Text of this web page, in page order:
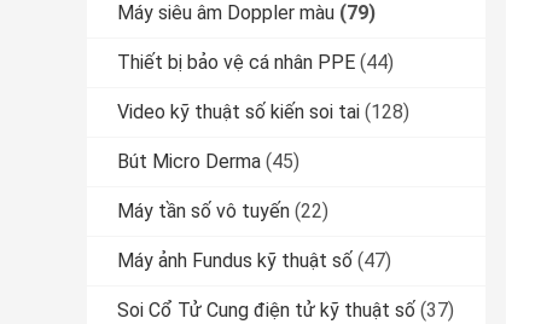
Máy siêu âm Doppler màu (79)
Thiết bị bảo vệ cá nhân PPE (44)
Video kỹ thuật số kiến ​​soi tai (128)
Bút Micro Derma (45)
Máy tần số vô tuyến (22)
Máy ảnh Fundus kỹ thuật số (47)
Soi Cổ Tử Cung điện tử kỹ thuật số (37)